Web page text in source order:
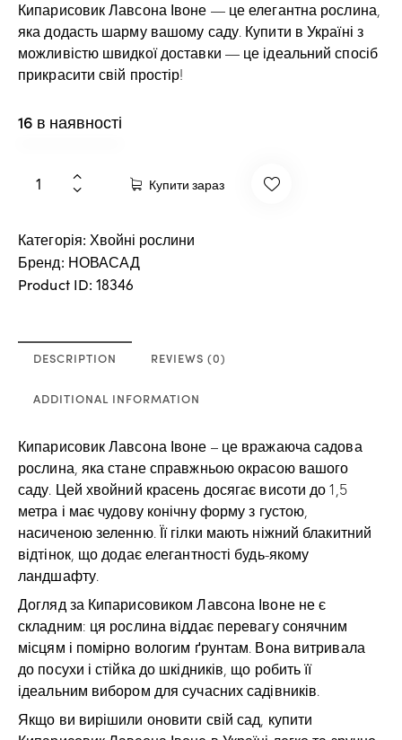
Кипарисовик Лавсона Івоне — це елегантна рослина,
яка додасть шарму вашому саду. Купити в Україні з
можливістю швидкої доставки — це ідеальний спосіб
прикрасити свій простір!
16 в наявності
Купити зараз
Категорія:Хвойні рослини
Бренд: НОВАСАД
Product ID:18346
DESCRIPTION REVIEWS (0)
ADDITIONAL INFORMATION
Кипарисовик Лавсона Івоне – це вражаюча садова
рослина, яка стане справжньою окрасою вашого
саду. Цей хвойний красень досягає висоти до 1,5
метра і має чудову конічну форму з густою,
насиченою зеленню. Її гілки мають ніжний блакитний
відтінок, що додає елегантності будь-якому
ландшафту.
Догляд за Кипарисовиком Лавсона Івоне не є
складним: ця рослина віддає перевагу сонячним
місцям і помірно вологим ґрунтам. Вона витривала
до посухи і стійка до шкідників, що робить її
ідеальним вибором для сучасних садівників.
Якщо ви вирішили оновити свій сад, купити